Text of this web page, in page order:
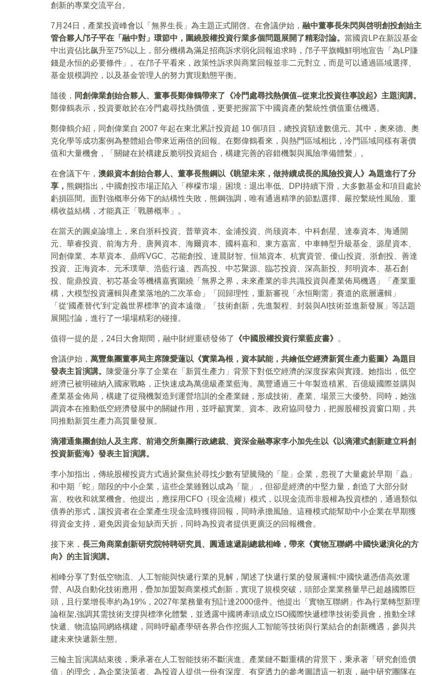
創新的專業交流平台。
7月24日，產業投資峰會以「無界生長」為主題正式開啓。在會議伊始， 融中董事長朱閃與啓明創投創始主
管合夥人邝子平在「融中對」環節中，圍繞股權投資行業多個問題展開了精彩討論。 當國資LP在新設基金
中出資佔比飙升至75%以上，部分機構為滿足招商訴求弱化回報追求時，邝子平旗幟鮮明地宣告「為LP賺
錢是永恒的必要條件」。在邝子平看來，政策性訴求與商業回報並非二元對立，而是可以通過區域選擇、
基金規模調控，以及基金管理人的努力實現動態平衡。
隨後， 同創偉業創始合夥人、董事長鄭偉鶴帶來了《冷門處尋找熱價值--從東北投資往事說起》主題演講。
鄭偉鶴表示，投資要敢於在冷門處尋找熱價值，更要把握當下中國資產的繫統性價值重估機遇。
鄭偉鶴介紹，同創偉業自 2007 年起在東北累計投資超 10 個項目，總投資額達數億元。其中，奧來德、奧
克化學等成功案例為整體組合帶來近兩倍的回報。在鄭偉鶴看來，與熱門區域相比，冷門區域同樣有著價
值和大量機會，「關鍵在於構建反脆弱投資組合，構建完善的容錯機製與風險準備體繫」。
在會議下午， 澳銀資本創始合夥人、董事長熊鋼以《眺望未來，做持續成長的風險投資人》為題進行了分
享， 熊鋼指出，中國創投市場正陷入「檸檬市場」困境：退出率低、DPI持續下滑，大多數基金和項目處於
虧損區間。面對強概率分佈下的結構性失敗，熊鋼強調，唯有通過精準的節點選擇、嚴控繫統性風險、重
構收益結構，才能真正「戰勝概率」。
在當天的圓桌論壇上，來自浙科投資、普華資本、金浦投資、尚颀資本、中科創星、達泰資本、海通開
元、華睿投資、前海方舟、唐興資本、海爾資本、國科嘉和、東方嘉富、中車轉型升級基金、源星資本、
同創偉業、本草資本、鼎晖VGC、芯能創投、達晨財智、恒旭資本、杭實資管、優山投資、浙創投、善達
投資、正海資本、元禾璞華、浩藍行遠、西高投、中芯聚源、臨芯投資、深高新投、邦明資本、基石創
投、龍鼎投資、初芯基金等機構嘉賓圍繞「無界之界，未來產業的非共識投資與產業佈局機遇」「產業重
構，大模型投資邏輯與產業落地的二次革命」「回歸理性，重新審視「永恒剛需」賽道的底層邏輯」
「從‘國產替代’到‘定義世界標準’的資本遠徵」「技術創新，先進製程、封裝與AI技術並進新發展」等話題
展開討論，進行了一場場精彩的碰撞。
值得一提的是，24日大會期間，融中財經重磅發佈了 《中國股權投資行業藍皮書》 。
會議伊始， 萬豐集團董事局主席陳愛蓮以《實業為根，資本賦能，共繪低空經濟新質生產力藍圖》為題目
發表主旨演講。
陳愛蓮分享了企業在「新質生產力」背景下對低空經濟的深度探索與實踐。她指出，低空
經濟已被明確納入國家戰略，正快速成為萬億級產業藍海。萬豐通過三十年製造積累、百億級國際並購與
產業基金佈局，構建了從飛機製造到運營培訓的全產業鏈，形成技術、產業、場景三大優勢。同時，她強
調資本在推動低空經濟發展中的關鍵作用，並呼籲實業、資本、政府協同發力，把握股權投資窗口期，共
同推動新質生產力高質量發展。
滴灌通集團創始人及主席、前港交所集團行政總裁、資深金融專家李小加先生以《以滴灌式創新建立科創
投資新藍海》發表主旨演講。
李小加指出，傳統股權投資方式過於聚焦於尋找少數有望騰飛的「龍」企業，忽視了大量處於早期「蟲」
和中期「蛇」階段的中小企業，這些企業雖難以成為「龍」，但卻是經濟的中堅力量，創造了大部分財
富、稅收和就業機會。他提出，應採用CFO（現金流權）模式，以現金流而非股權為投資標的，通過類似
債券的形式，讓投資者在企業產生現金流時獲得回報，同時承擔風險。這種模式能幫助中小企業在早期獲
得資金支持，避免因資金短缺而夭折，同時為投資者提供更廣泛的回報機會。
接下來， 長三角商業創新研究院特聘研究員、圓通速遞副總裁相峰，帶來《實物互聯網-中國快遞演化的方
向》的主旨演講。
相峰分享了對低空物流、人工智能與快遞行業的見解，闡述了快遞行業的發展邏輯:中國快遞憑借高效運
營、AI及自動化技術應用，疊加加盟製商業模式創新，實現了規模突破，頭部企業業務量早已超越國際巨
頭，且行業增長率約為19%，2027年業務量有預計達2000億件。他提出「實物互聯網」作為行業轉型新理
論框架,強調其需技術支撐與標準化體繫，並透露中國將牽頭成立ISO國際快遞標準技術委員會，推動全球
快遞、物流協同網絡構建，同時呼籲產學研各界合作挖掘人工智能等技術與行業結合的創新機遇，參與共
建未來快遞新生態。
三輪主旨演講結束後，秉承著在人工智能技術不斷演進、產業鏈不斷重構的背景下，秉承著「研究創造價
值」的理念，為企業決策者、為投資人提供一份有深度、有穿透力的參考圖譜這一初衷，融中研究團隊在